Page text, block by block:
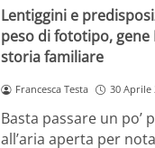
Lentiggini e
peso di fototipo, gene
storia familiare
Francesca Testa 30 Aprile
Basta passare un po’
all’aria aperta per